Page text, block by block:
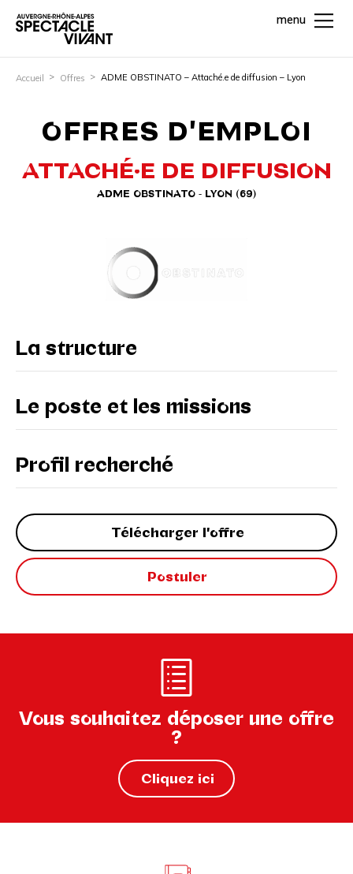
menu
Accueil Offres ADME OBSTINATO – Attaché.e de diffusion – Lyon
OFFRES D'EMPLOI
ATTACHÉ·E DE DIFFUSION
ADME OBSTINATO - LYON (69)
La structure
Le poste et les missions
Profil recherché
Télécharger l'offre
Postuler
Vous souhaitez déposer une offre
?
Cliquez ici